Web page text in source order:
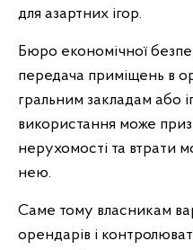
для азартних ігор.
Бюро економічної
передача приміщень в
гральним закладам або
використання може
нерухомості та втрати
нею.
Саме тому власникам
орендарів і